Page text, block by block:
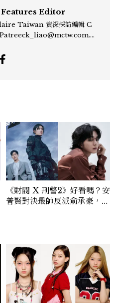
Editor
Taiwan 資深採訪編輯 C
力與敘事能力，撰寫出兼具深度
題內容，長期關注亞洲娛樂、人
敘事語言。認為好的內容不僅是
更是溫柔的行動——在每一段訪
文章裡，留下值得反覆回味的
《財閥 X 刑警2》好看嗎？安
普賢對決最帥反派俞承豪，鄭